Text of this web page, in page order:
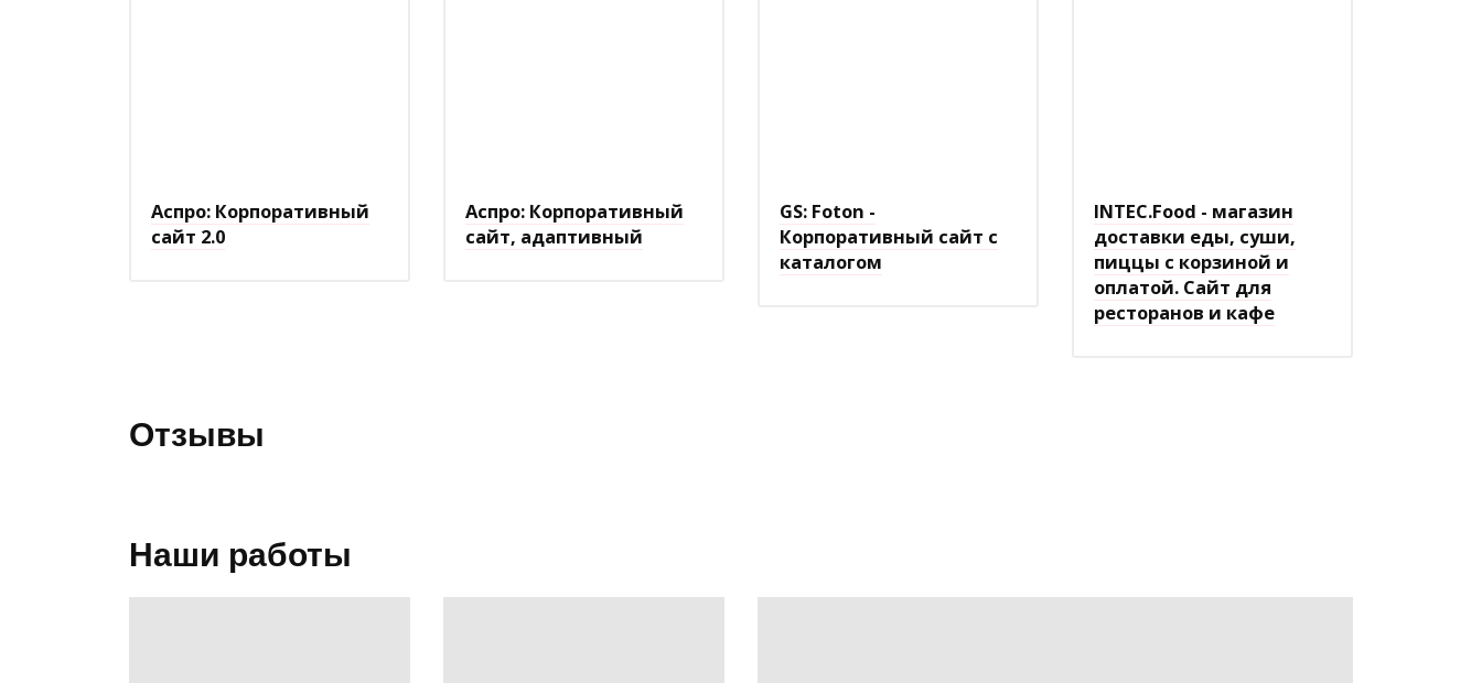
Аспро: Корпоративный
сайт 2.0
Аспро: Корпоративный
сайт, адаптивный
GS: Foton -
Корпоративный сайт с
каталогом
INTEC.Food - магазин
доставки еды, суши,
пиццы с корзиной и
оплатой. Сайт для
ресторанов и кафе
Отзывы
Наши работы